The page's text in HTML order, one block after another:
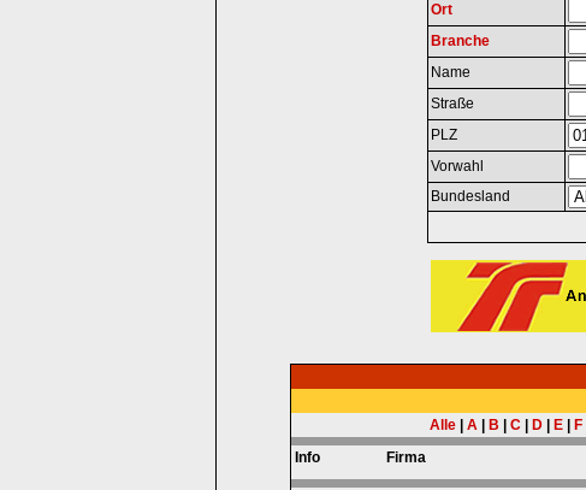
Ort
Branche
Name
Straße
PLZ
Vorwahl
Bundesland
Alle| A| B C| D| E| F|
Info
Firma